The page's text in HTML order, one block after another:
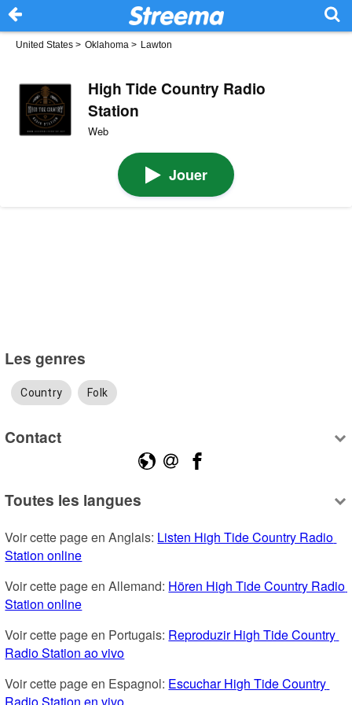
United States > Oklahoma > Lawton
High Tide Country Radio
Station
Web
Jouer
Les genres
Country Folk
Contact
Toutes les langues
Voir cette page en Anglais: Listen High Tide Country Radio
Station online
Voir cette page en Allemand: Hören High Tide Country Radio
Station online
Voir cette page en Portugais: Reproduzir High Tide Country
Radio Station ao vivo
Voir cette page en Espagnol: Escuchar High Tide Country
Radio Station en vivo